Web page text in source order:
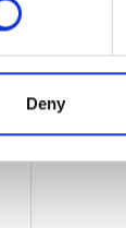
Deny